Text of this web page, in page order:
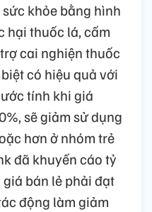
khỏe bằng hình
hại thuốc lá, cấm
cai nghiện thuốc
có hiệu quả với
tính khi giá
sẽ giảm sử dụng
hơn ở nhóm trẻ
đã khuyến cáo tỷ
bán lẻ phải đạt
động làm giảm